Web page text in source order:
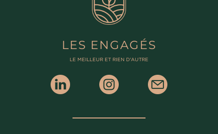
LES ENGAGÉS
LE MEILLEUR ET RIEN D'AUTRE